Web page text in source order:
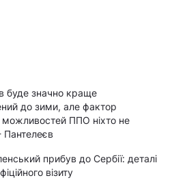
буде значно краще
до зими, але фактор
можливостей ППО ніхто не
Пантелеєв
прибув до Сербії: деталі
візиту